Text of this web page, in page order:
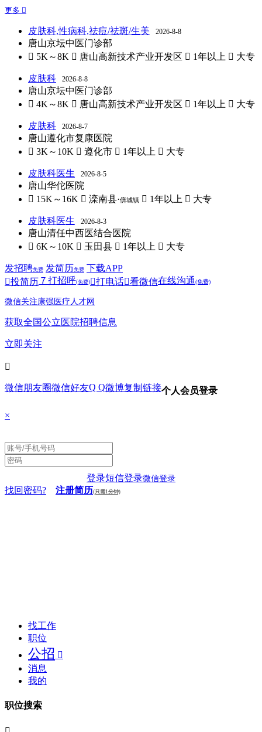
更多 
皮肤科,性病科,祛痘/祛斑/生美 2026-8-8
唐山京坛中医门诊部
 5K～8K  唐山高新技术产业开发区  1年以上  大专
皮肤科 2026-8-8
唐山京坛中医门诊部
 4K～8K  唐山高新技术产业开发区  1年以上  大专
皮肤科 2026-8-7
唐山遵化市复康医院
 3K～10K  遵化市  1年以上  大专
皮肤科医生 2026-8-5
唐山华佗医院
 15K～16K  滦南县·倴城镇  1年以上  大专
皮肤科医生 2026-8-3
唐山清任中西医结合医院
 6K～10K  玉田县  1年以上  大专
发招聘免费 发简历免费 下载APP
投简历 ７ 打招呼(免费) 打电话看微信在线沟通(免费)
微信关注康强医疗人才网
获取全国公立医院招聘信息
立即关注

微信朋友圈微信好友Q Q微博复制链接个人会员登录
×
登录短信登录微信登录
找回密码? 注册简历(只需1分钟)
找工作
职位
公招 
消息
我的
职位搜索